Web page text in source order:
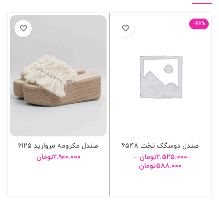
-77%
صندل دوسگک تخت ۶۵۴۸
۲.۵۲۵.۰۰۰تومان –
۵۸۸.۰۰۰تومان
صندل مکرومه مروارید 6125
۲.۹۰۰.۰۰۰تومان